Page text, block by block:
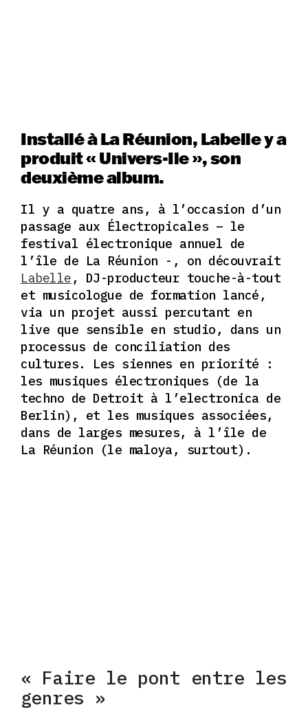
Installé à La Réunion, Labelle y a
produit « Univers-Ile », son
deuxième album.
Il y a quatre ans, à l’occasion d’un
passage aux Électropicales – le
festival électronique annuel de
l’île de La Réunion -, on découvrait
Labelle , DJ-producteur touche-à-tout
et musicologue de formation lancé,
via un projet aussi percutant en
live que sensible en studio, dans un
processus de conciliation des
cultures. Les siennes en priorité :
les musiques électroniques (de la
techno de Detroit à l’electronica de
Berlin), et les musiques associées,
dans de larges mesures, à l’île de
La Réunion (le maloya, surtout).
« Faire le pont entre les
genres »